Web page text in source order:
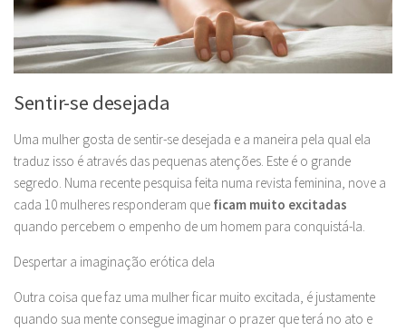
Sentir-se desejada
Uma mulher gosta de sentir-se desejada e a maneira pela qual ela
traduz isso é através das pequenas atenções. Este é o grande
segredo. Numa recente pesquisa feita numa revista feminina, nove a
cada 10 mulheres responderam que ficam muito excitadas
quando percebem o empenho de um homem para conquistá-la.
Despertar a imaginação erótica dela
Outra coisa que faz uma mulher ficar muito excitada, é justamente
quando sua mente consegue imaginar o prazer que terá no ato e